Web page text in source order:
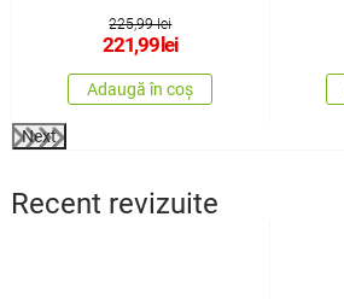
225,99 lei
221,99 lei
Adaugă în coș
Next
Recent revizuite